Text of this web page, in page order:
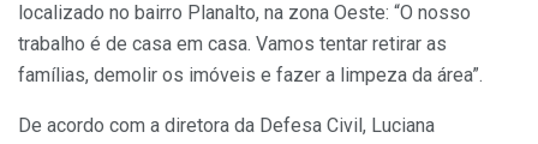
localizado no bairro Planalto, na zona Oeste: “O nosso
trabalho é de casa em casa. Vamos tentar retirar as
famílias, demolir os imóveis e fazer a limpeza da área”.
De acordo com a diretora da Defesa Civil, Luciana